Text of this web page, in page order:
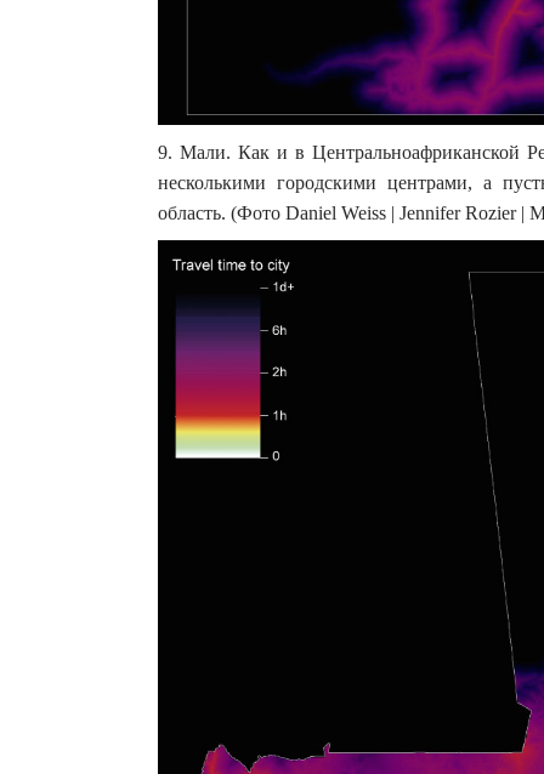
9. Мали. Как и в Центральноафриканской
несколькими городскими центрами, а
область. (Фото Daniel Weiss | Jennifer Rozier |